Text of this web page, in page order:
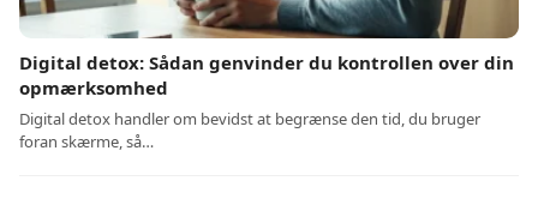
Digital detox: Sådan genvinder du kontrollen over din
opmærksomhed
Digital detox handler om bevidst at begrænse den tid, du bruger
foran skærme, så…